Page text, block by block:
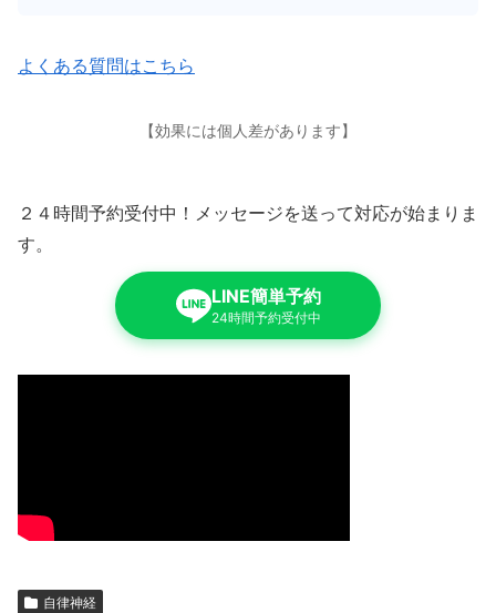
よくある質問はこちら
【効果には個人差があります】
２４時間予約受付中！メッセージを送って対応が始まりま
す。
LINE簡単予約
24時間予約受付中
自律神経